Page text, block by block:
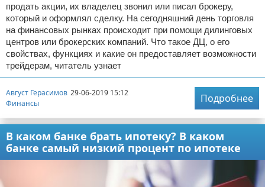
продать акции, их владелец звонил или писал брокеру,
который и оформлял сделку. На сегодняшний день торговля
на финансовых рынках происходит при помощи дилинговых
центров или брокерских компаний. Что такое ДЦ, о его
свойствах, функциях и какие он предоставляет возможности
трейдерам, читатель узнает
Август Герасимов 29-06-2019 15:12
Финансы
Подробнее
В каком банке брать ипотеку? В каком
банке самый низкий процент по ипотеке